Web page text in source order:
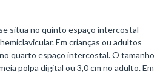
situa no quinto espaço intercostal
Em crianças ou adultos
quarto espaço intercostal. O tamanho
polpa digital ou 3,0 cm no adulto. Em